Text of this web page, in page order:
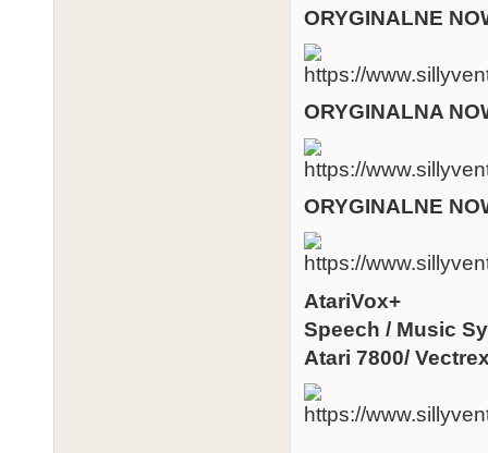
ORYGINALNE
ORYGINALNA
ORYGINALNE
AtariVox+
Speech / Music
Atari 7800/